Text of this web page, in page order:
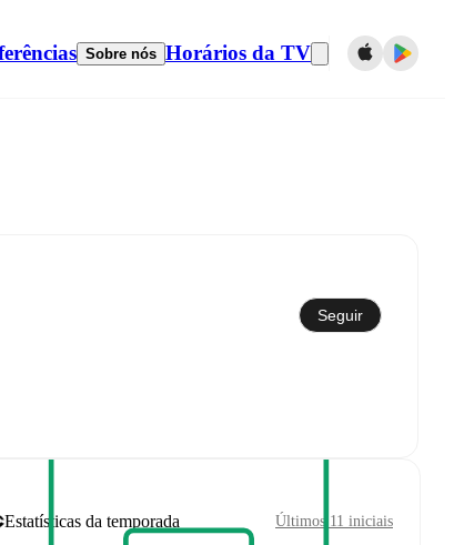
Sobre nós Horários da TV
Seguir
Estatísticas da temporada Últimos 11 iniciais